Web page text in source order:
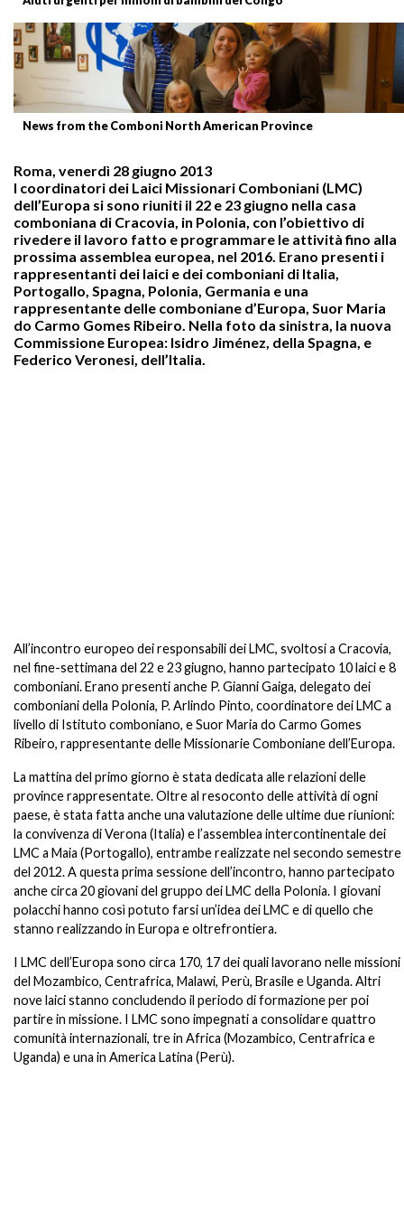
News from the Comboni North American Province
Roma, venerdì 28 giugno 2013
I coordinatori dei Laici Missionari Comboniani (LMC)
dell’Europa si sono riuniti il 22 e 23 giugno nella casa
comboniana di Cracovia, in Polonia, con l’obiettivo di
rivedere il lavoro fatto e programmare le attività fino alla
prossima assemblea europea, nel 2016. Erano presenti i
rappresentanti dei laici e dei comboniani di Italia,
Portogallo, Spagna, Polonia, Germania e una
rappresentante delle comboniane d’Europa, Suor Maria
do Carmo Gomes Ribeiro. Nella foto da sinistra, la nuova
Commissione Europea: Isidro Jiménez, della Spagna, e
Federico Veronesi, dell’Italia.
All’incontro europeo dei responsabili dei LMC, svoltosi a Cracovia,
nel fine-settimana del 22 e 23 giugno, hanno partecipato 10 laici e 8
comboniani. Erano presenti anche P. Gianni Gaiga, delegato dei
comboniani della Polonia, P. Arlindo Pinto, coordinatore dei LMC a
livello di Istituto comboniano, e Suor Maria do Carmo Gomes
Ribeiro, rappresentante delle Missionarie Comboniane dell’Europa.
La mattina del primo giorno è stata dedicata alle relazioni delle
province rappresentate. Oltre al resoconto delle attività di ogni
paese, è stata fatta anche una valutazione delle ultime due riunioni:
la convivenza di Verona (Italia) e l’assemblea intercontinentale dei
LMC a Maia (Portogallo), entrambe realizzate nel secondo semestre
del 2012. A questa prima sessione dell’incontro, hanno partecipato
anche circa 20 giovani del gruppo dei LMC della Polonia. I giovani
polacchi hanno così potuto farsi un’idea dei LMC e di quello che
stanno realizzando in Europa e oltrefrontiera.
I LMC dell’Europa sono circa 170, 17 dei quali lavorano nelle missioni
del Mozambico, Centrafrica, Malawi, Perù, Brasile e Uganda. Altri
nove laici stanno concludendo il periodo di formazione per poi
partire in missione. I LMC sono impegnati a consolidare quattro
comunità internazionali, tre in Africa (Mozambico, Centrafrica e
Uganda) e una in America Latina (Perù).